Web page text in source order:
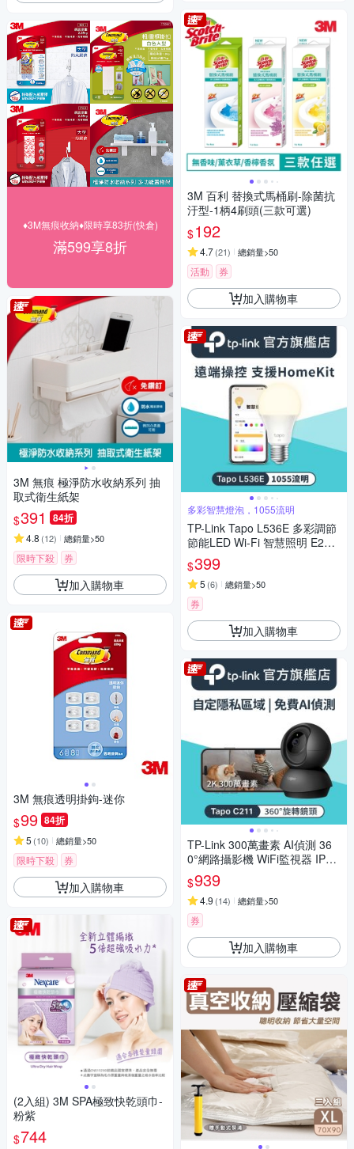
♦3M無痕收納♦限時享83折(快倉)
滿599享8折
3M 無痕 極淨防水收納系列 抽
取式衛生紙架
$391 84折
4.8 (12) 總銷量>50
限時下殺 券
加入購物車
3M 無痕透明掛鉤-迷你
$99 84折
5 (10) 總銷量>50
限時下殺 券
加入購物車
(2入組) 3M SPA極致快乾頭巾-
粉紫
$744
3M 百利 替換式馬桶刷-除菌抗
汙型-1柄4刷頭(三款可選)
$192
4.7(21) 總銷量>50
活動 券
加入購物車
多彩智慧燈泡，1055流明
TP-Link Tapo L536E 多彩調節
節能LED Wi-Fi 智慧照明 E27
多色智能燈泡(支援Apple Hom
e)
$399
5 (6) 總銷量>50
券
加入購物車
TP-Link 300萬畫素 AI偵測 36
0°網路攝影機 WiFi監視器 IPCA
M (雙向語音/支援512G /寵物/
嬰兒/長輩/Tapo C211）
$939
4.9 (14) 總銷量>50
券
加入購物車